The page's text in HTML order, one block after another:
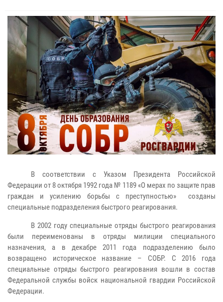
В соответствии с Указом Президента Российской
Федерации от 8 октября 1992 года № 1189 «О мерах по защите прав
граждан и усилению борьбы с преступностью» созданы
специальные подразделения быстрого реагирования.
В 2002 году специальные отряды быстрого реагирования
были переименованы в отряды милиции специального
назначения, а в декабре 2011 года подразделению было
возвращено историческое название – СОБР. С 2016 года
специальные отряды быстрого реагирования вошли в состав
Федеральной службы войск национальной гвардии Российской
Федерации.